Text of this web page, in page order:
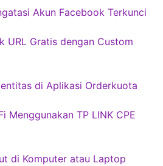
Akun Facebook Terkunci
URL Gratis dengan Custom
di Aplikasi Orderkuota
Menggunakan TP LINK CPE
di Komputer atau Laptop